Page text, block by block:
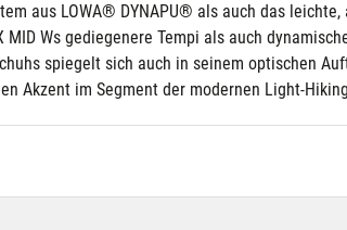
aus LOWA® DYNAPU® als auch das
Ws gediegenere Tempi als auch
spiegelt sich auch in seinem optischen
Akzent im Segment der modernen Light-